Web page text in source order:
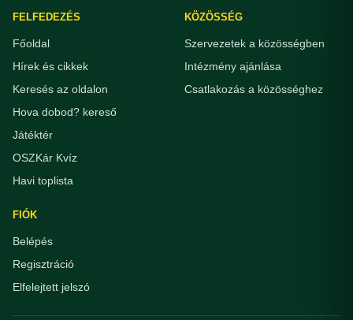
FELFEDEZÉS
Főoldal
Hírek és cikkek
Keresés az oldalon
Hova dobod? kereső
Játéktér
OSZKár Kvíz
Havi toplista
KÖZÖSSÉG
Szervezetek a közösségben
Intézmény ajánlása
Csatlakozás a közösséghez
FIÓK
Belépés
Regisztráció
Elfelejtett jelszó